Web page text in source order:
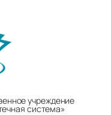
учреждение
система»